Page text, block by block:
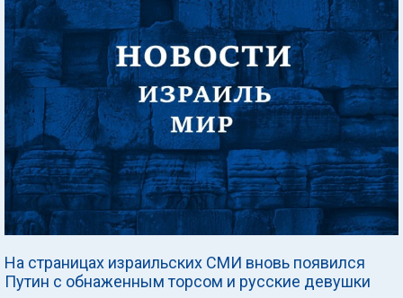
На страницах израильских СМИ вновь появился
Путин с обнаженным торсом и русские девушки